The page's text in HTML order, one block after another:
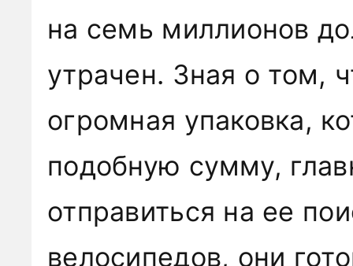
на семь миллионов
утрачен. Зная о том,
огромная упаковка,
подобную сумму,
отправиться на ее
велосипедов, они